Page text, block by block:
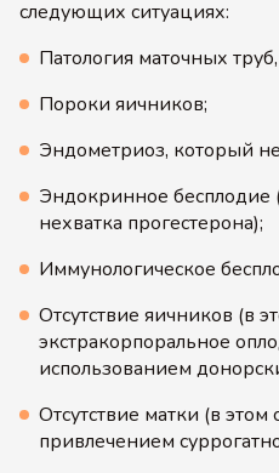
следующих ситуациях:
Патология маточных
Пороки яичников;
Эндометриоз, который
Эндокринное бесплодие
нехватка прогестерона);
Иммунологическое
Отсутствие яичников (в
экстракорпоральное
использованием
Отсутствие матки (в
привлечением